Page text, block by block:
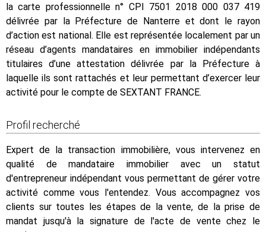
la carte professionnelle n° CPI 7501 2018 000 037 419
délivrée par la Préfecture de Nanterre et dont le rayon
d’action est national. Elle est représentée localement par un
réseau d’agents mandataires en immobilier indépendants
titulaires d’une attestation délivrée par la Préfecture à
laquelle ils sont rattachés et leur permettant d’exercer leur
activité pour le compte de SEXTANT FRANCE.
Profil recherché
Expert de la transaction immobilière, vous intervenez en
qualité de mandataire immobilier avec un statut
d'entrepreneur indépendant vous permettant de gérer votre
activité comme vous l'entendez. Vous accompagnez vos
clients sur toutes les étapes de la vente, de la prise de
mandat jusqu'à la signature de l'acte de vente chez le